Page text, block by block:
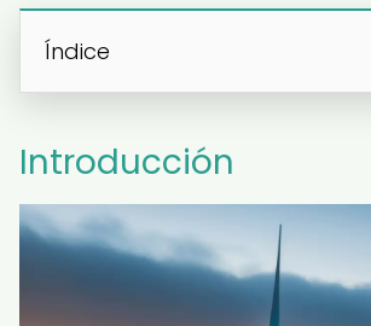
Índice
Introducción